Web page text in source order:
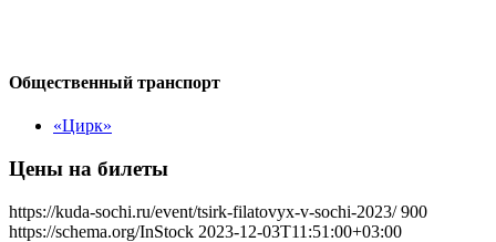
Общественный транспорт
«Цирк»
Цены на билеты
https://kuda-sochi.ru/event/tsirk-filatovyx-v-sochi-2023/ 900
https://schema.org/InStock 2023-12-03T11:51:00+03:00